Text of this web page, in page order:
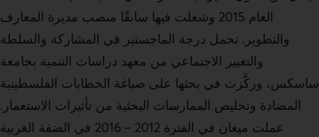
العام 2015 وشغلت فيها سابقًا منصب مديرة المعارف
والتطوير. تحمل درجة الماجستير في المشاركة والسلطة
والتغيير الاجتماعي من معهد دراسات التنمية بجامعة
ساسكس، وركَّزت في بحثها على صياغة الخطابات الفلسطينية
المضادة وتخليص الممارسات البحثية من تأثيرات الاستعمار.
عملت ميغان في الفترة 2012 – 2016 في الضفة الغربية